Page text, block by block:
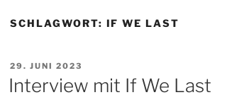
SCHLAGWORT: IF WE LAST
VERÖFFENTLICHT
AM
29. JUNI 2023
Interview mit If We Last